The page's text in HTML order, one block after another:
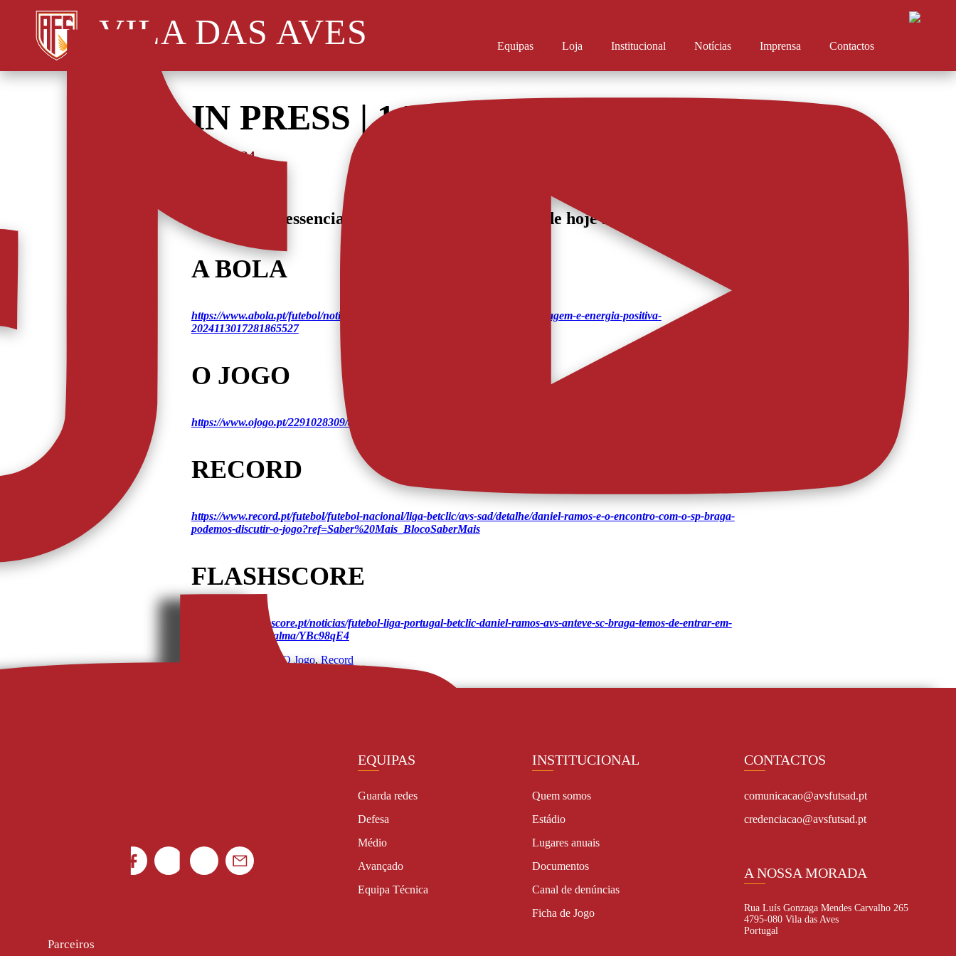
VILA DAS AVES Equipas Loja Institucional Notícias Imprensa Contactos
IN PRESS | 1 DEZEMBRO
01/12/2024
Fique com o essencial da informação desportiva de hoje sobre o AFS.
A BOLA
https://www.abola.pt/futebol/noticias/daniel-ramos-quer-equipa-com-mais-coragem-e-energia-positiva-
2024113017281865527
O JOGO
https://www.ojogo.pt/2291028309/daniel-ramos-podemos-cometer-erros-mas-nao-nos-podemos-prender-a-eles
RECORD
https://www.record.pt/futebol/futebol-nacional/liga-betclic/avs-sad/detalhe/daniel-ramos-e-o-encontro-com-o-sp-braga-
podemos-discutir-o-jogo?ref=Saber%20Mais_BlocoSaberMais
FLASHSCORE
https://www.flashscore.pt/noticias/futebol-liga-portugal-betclic-daniel-ramos-avs-anteve-sc-braga-temos-de-entrar-em-
campo-com-mais-alma/YBc98qE4
O Jogo, Record
Parceiros
EQUIPAS
Guarda redes
Defesa
Médio
Avançado
Equipa Técnica
INSTITUCIONAL
Quem somos
Estádio
Lugares anuais
Documentos
Canal de denúncias
Ficha de Jogo
CONTACTOS
comunicacao@avsfutsad.pt
credenciacao@avsfutsad.pt
A NOSSA MORADA
Rua Luís Gonzaga Mendes Carvalho 265
4795-080 Vila das Aves
Portugal